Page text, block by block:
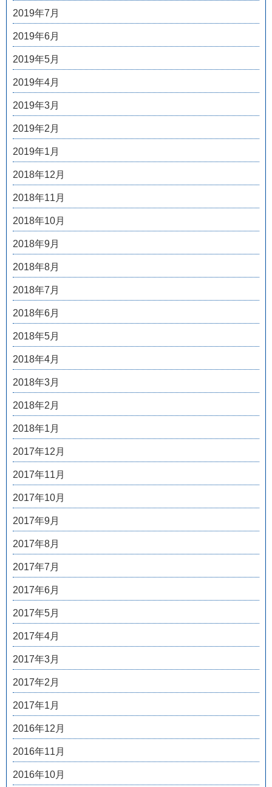
2019年7月
2019年6月
2019年5月
2019年4月
2019年3月
2019年2月
2019年1月
2018年12月
2018年11月
2018年10月
2018年9月
2018年8月
2018年7月
2018年6月
2018年5月
2018年4月
2018年3月
2018年2月
2018年1月
2017年12月
2017年11月
2017年10月
2017年9月
2017年8月
2017年7月
2017年6月
2017年5月
2017年4月
2017年3月
2017年2月
2017年1月
2016年12月
2016年11月
2016年10月